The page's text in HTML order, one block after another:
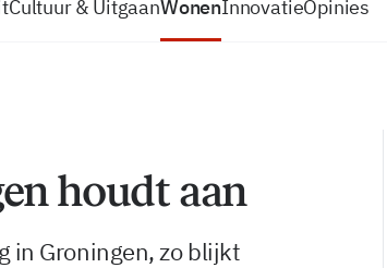
Cultuur & UitgaanWonenInnovatieOpinies
houdt aan
in Groningen, zo blijkt